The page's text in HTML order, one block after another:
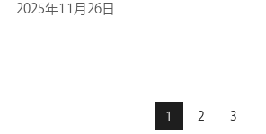
2025年11月26日
1 2 3